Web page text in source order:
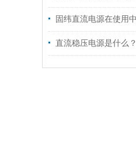
直流稳压电源是什么？